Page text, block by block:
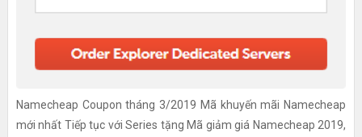
Namecheap Coupon tháng 3/2019 Mã khuyến mãi Namecheap
mới nhất Tiếp tục với Series tặng Mã giảm giá Namecheap 2019,